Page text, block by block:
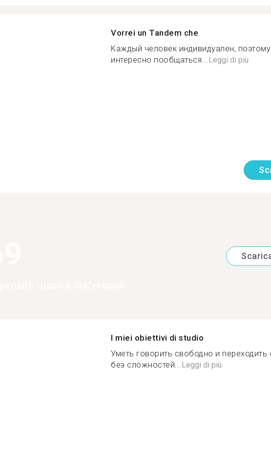
Vorrei un Tandem che
Каждый человек индивидуален,
интересно пообщаться...Leggi di più
I miei obiettivi di studio
Уметь говорить свободно и переходить
без сложностей... Leggi di più